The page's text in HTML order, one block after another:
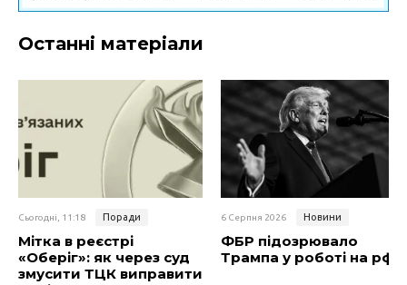
Останні матеріали
Сьогодні, 11:18 Поради
Мітка в реєстрі
«Оберіг»: як через суд
змусити ТЦК виправити
6 Серпня 2026 Новини
ФБР підозрювало
Трампа у роботі на рф